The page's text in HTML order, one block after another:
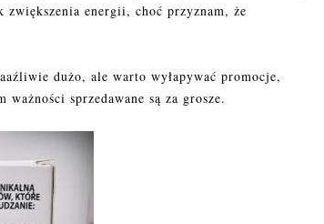
zwiększenia energii, choć przyznam, że
dużo, ale warto wyłapywać promocje,
sprzedawane są za grosze.